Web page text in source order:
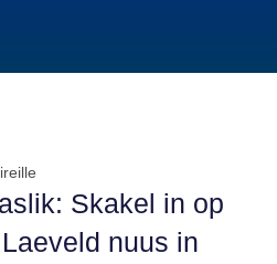
Skakel in op
nuus in